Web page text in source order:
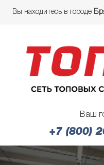
Вы находитесь в городе
Ваш
+7 (800)